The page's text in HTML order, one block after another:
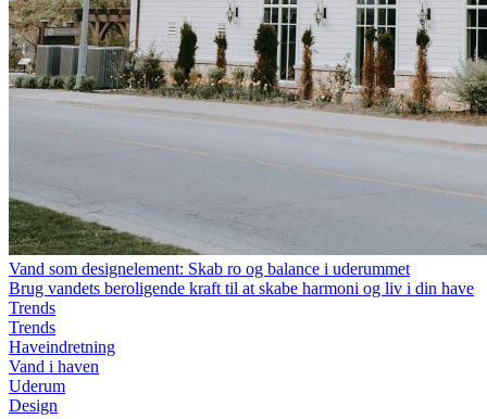
Vand som designelement: Skab ro og balance i uderummet
Brug vandets beroligende kraft til at skabe harmoni og liv i din have
Trends
Trends
Haveindretning
Vand i haven
Uderum
Design